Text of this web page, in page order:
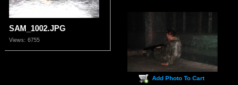
SAM_1002.JPG
Views: 6755
Add Photo To Cart